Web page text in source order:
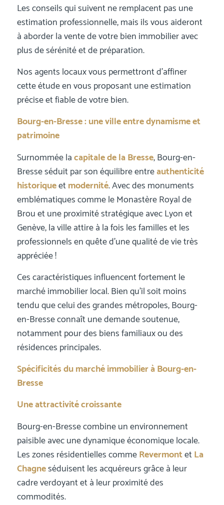
Les conseils qui suivent ne remplacent pas une
estimation professionnelle, mais ils vous aideront
à aborder la vente de votre bien immobilier avec
plus de sérénité et de préparation.
Nos agents locaux vous permettront d’affiner
cette étude en vous proposant une estimation
précise et fiable de votre bien.
Bourg-en-Bresse : une ville entre dynamisme et
patrimoine
Surnommée lacapitale de la Bresse, Bourg-en-
Bresse séduit par son équilibre entreauthenticité
historiqueetmodernité. Avec des monuments
emblématiques comme le Monastère Royal de
Brou et une proximité stratégique avec Lyon et
Genève, la ville attire à la fois les familles et les
professionnels en quête d’une qualité de vie très
appréciée !
Ces caractéristiques influencent fortement le
marché immobilier local. Bien qu’il soit moins
tendu que celui des grandes métropoles, Bourg-
en-Bresse connaît une demande soutenue,
notamment pour des biens familiaux ou des
résidences principales.
Spécificités du marché immobilier à Bourg-en-
Bresse
Une attractivité croissante
Bourg-en-Bresse combine un environnement
paisible avec une dynamique économique locale.
Les zones résidentielles commeRevermontetLa
Chagneséduisent les acquéreurs grâce à leur
cadre verdoyant et à leur proximité des
commodités.